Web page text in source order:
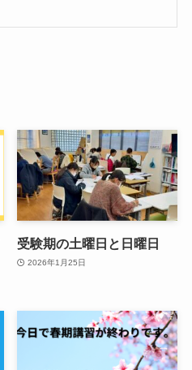
受験期の土曜日と日曜日
2026年1月25日